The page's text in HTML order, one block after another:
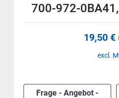
92 €
excl.
Frage - Angebot -